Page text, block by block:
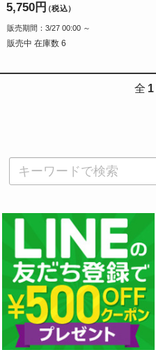
5,750円（税込）
販売期間：3/27 00:00 ～
販売中 在庫数 6
全 1